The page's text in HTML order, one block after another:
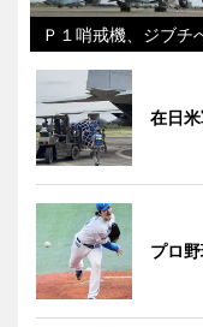
Ｐ１哨戒機、ジブチ
在日
プロ